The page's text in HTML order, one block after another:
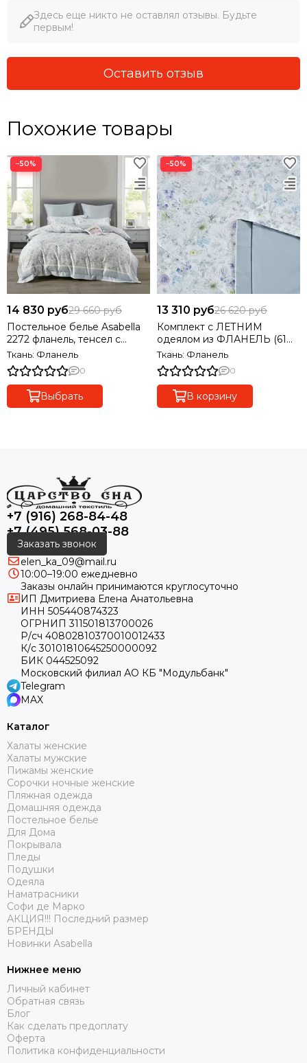
Здесь еще никто не оставлял отзывы. Будьте
первым!
Оставить отзыв
Похожие товары
−50%
14 830 руб29 660 руб
Постельное белье Asabella
2272 фланель, тенсел с
хлопком
Ткань: Фланель
0
Выбрать
−50%
13 310 руб26 620 руб
Комплект с ЛЕТНИМ
одеялом из ФЛАНЕЛЬ (61%
тенсель, 39% хлолок)
полуторный
Ткань: Фланель
0
В корзину
+7 (916) 268-84-48
+7 (495) 568-03-88
Заказать звонок
elen_ka_09@mail.ru
10:00–19:00 ежедневно
Заказы онлайн принимаются круглосуточно
ИП Дмитриева Елена Анатольевна
ИНН 505440874323
ОГРНИП 311501813700026
Р/сч 40802810370010012433
К/с 30101810645250000092
БИК 044525092
Московский филиал АО КБ "Модульбанк"
Telegram
MAX
Каталог
Халаты женские
Халаты мужские
Пижамы женские
Сорочки ночные женские
Пляжная одежда
Домашняя одежда
Постельное белье
Для Дома
Покрывала
Пледы
Подушки
Одеяла
Наматрасники
Софи де Марко
АКЦИЯ!!! Последний размер
БРЕНДЫ
Новинки Asabella
Нижнее меню
Личный кабинет
Обратная связь
Блог
Как сделать предоплату
Оферта
Политика конфиденциальности